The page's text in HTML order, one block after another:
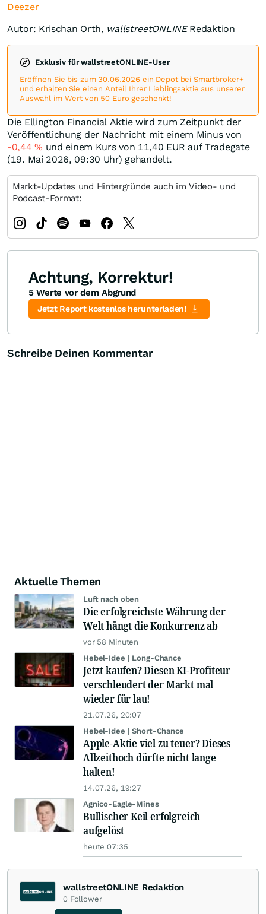
Deezer
Autor: Krischan Orth, wallstreetONLINERedaktion
Exklusiv für wallstreetONLINE-User
Eröffnen Sie bis zum 30.06.2026 ein Depot bei Smartbroker+
und erhalten Sie einen Anteil Ihrer Lieblingsaktie aus unserer
Auswahl im Wert von 50 Euro geschenkt!
Die Ellington Financial Aktie wird zum Zeitpunkt der
Veröffentlichung der Nachricht mit einem Minus von
-0,44% und einem Kurs von 11,40 EUR auf Tradegate
(19. Mai 2026, 09:30 Uhr) gehandelt.
Markt-Updates und Hintergründe auch im Video- und
Podcast-Format:
Achtung, Korrektur!
5 Werte vor dem Abgrund
Jetzt Report kostenlos herunterladen!
Schreibe Deinen Kommentar
Aktuelle Themen
Luft nach oben
Die erfolgreichste Währung der
Welt hängt die Konkurrenz ab
vor 58 Minuten
Hebel-Idee | Long-Chance
Jetzt kaufen? Diesen KI-Profiteur
verschleudert der Markt mal
wieder für lau!
21.07.26, 20:07
Hebel-Idee | Short-Chance
Apple-Aktie viel zu teuer? Dieses
Allzeithoch dürfte nicht lange
halten!
14.07.26, 19:27
Agnico-Eagle-Mines
Bullischer Keil erfolgreich
aufgelöst
heute 07:35
wallstreetONLINE Redaktion
0 Follower